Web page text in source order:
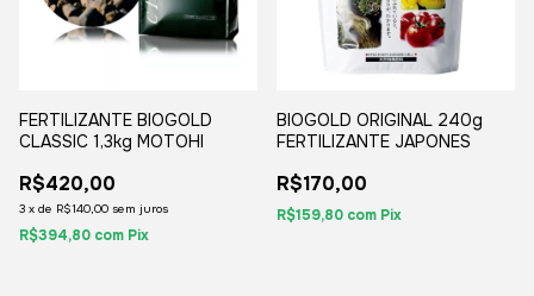
FERTILIZANTE BIOGOLD
CLASSIC 1,3kg MOTOHI
R$420,00
3 x de R$140,00 sem juros
R$394,80 com Pix
BIOGOLD ORIGINAL 240g
FERTILIZANTE JAPONES
R$170,00
R$159,80 com Pix